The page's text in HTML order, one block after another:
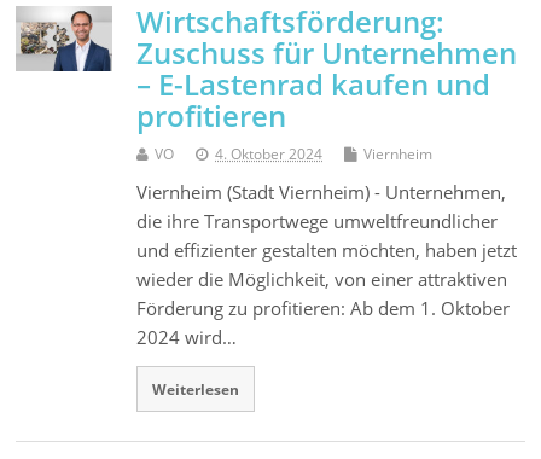
Wirtschaftsförderung:
Zuschuss für Unternehmen
– E-Lastenrad kaufen und
profitieren
VO 4. Oktober 2024 Viernheim
Viernheim (Stadt Viernheim) - Unternehmen,
die ihre Transportwege umweltfreundlicher
und effizienter gestalten möchten, haben jetzt
wieder die Möglichkeit, von einer attraktiven
Förderung zu profitieren: Ab dem 1. Oktober
2024 wird…
Weiterlesen